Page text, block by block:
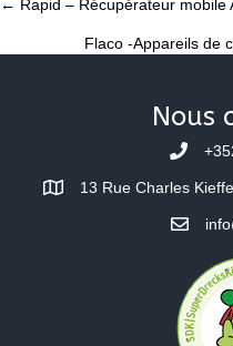
Posts
navigation
← Rapid – Récupérateur mobile
Flaco -Appareils de
Nous
13 Rue Charles